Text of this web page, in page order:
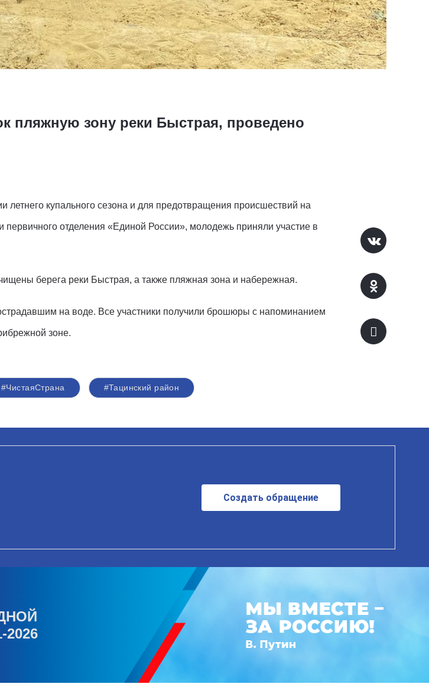
пляжную зону реки Быстрая, проведено
летнего купального сезона и для предотвращения происшествий на
отделения «Единой России», молодежь приняли участие в
берега реки Быстрая, а также пляжная зона и набережная.
на воде. Все участники получили брошюры с напоминанием
зоне.
#ЧистаяСтрана #Тацинский район
Создать обращение